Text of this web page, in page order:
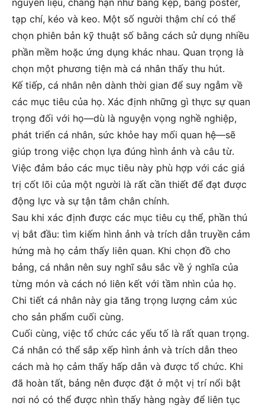
nguyên liệu, chẳng hạn như bảng kẹp, bảng poster,
tạp chí, kéo và keo. Một số người thậm chí có thể
chọn phiên bản kỹ thuật số bằng cách sử dụng nhiều
phần mềm hoặc ứng dụng khác nhau. Quan trọng là
chọn một phương tiện mà cá nhân thấy thu hút.
Kế tiếp, cá nhân nên dành thời gian để suy ngẫm về
các mục tiêu của họ. Xác định những gì thực sự quan
trọng đối với họ—dù là nguyện vọng nghề nghiệp,
phát triển cá nhân, sức khỏe hay mối quan hệ—sẽ
giúp trong việc chọn lựa đúng hình ảnh và câu từ.
Việc đảm bảo các mục tiêu này phù hợp với các giá
trị cốt lõi của một người là rất cần thiết để đạt được
động lực và sự tận tâm chân chính.
Sau khi xác định được các mục tiêu cụ thể, phần thú
vị bắt đầu: tìm kiếm hình ảnh và trích dẫn truyền cảm
hứng mà họ cảm thấy liên quan. Khi chọn đồ cho
bảng, cá nhân nên suy nghĩ sâu sắc về ý nghĩa của
từng món và cách nó liên kết với tầm nhìn của họ.
Chi tiết cá nhân này gia tăng trọng lượng cảm xúc
cho sản phẩm cuối cùng.
Cuối cùng, việc tổ chức các yếu tố là rất quan trọng.
Cá nhân có thể sắp xếp hình ảnh và trích dẫn theo
cách mà họ cảm thấy hấp dẫn và được tổ chức. Khi
đã hoàn tất, bảng nên được đặt ở một vị trí nổi bật
nơi nó có thể được nhìn thấy hàng ngày để liên tục